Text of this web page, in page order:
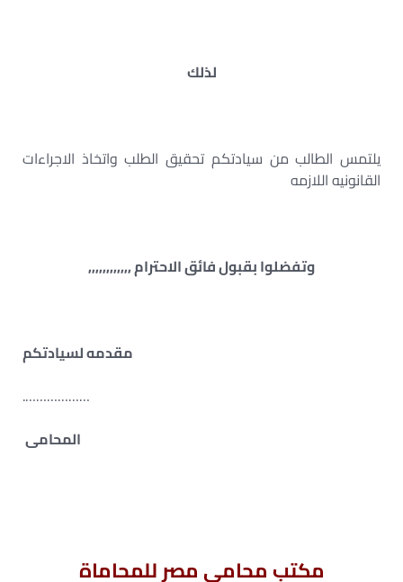
لذلك
يلتمس الطالب من سيادتكم تحقيق الطلب واتخاذ الاجراءات
القانونيه اللازمه
وتفضلوا بقبول فائق الاحترام ,,,,,,,,,,,,
مقدمه لسيادتكم
……………….
المحامى
مكتب محامى مصر للمحاماة